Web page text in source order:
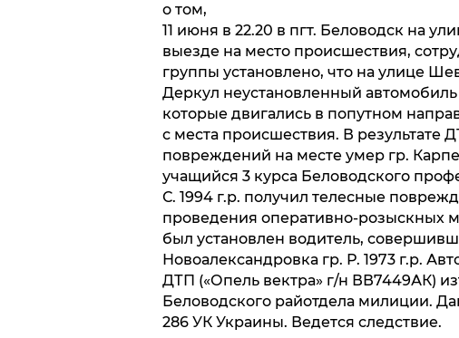
о том,
11 июня в 22.20 в пгт. Беловодск на
выезде на место происшествия,
группы установлено, что на улице
Деркул неустановленный
которые двигались в попутном
с места происшествия. В результате
повреждений на месте умер гр.
учащийся 3 курса Беловодского
С. 1994 г.р. получил телесные
проведения оперативно-розыскных
был установлен водитель,
Новоалександровка гр. Р. 1973 г.р.
ДТП («Опель вектра» г/н ВВ7449АК)
Беловодского райотдела милиции.
286 УК Украины. Ведется следствие.